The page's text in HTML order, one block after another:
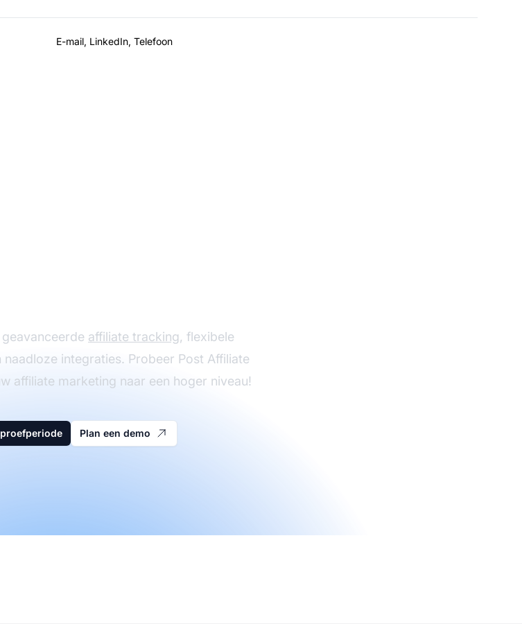
E-mail, LinkedIn, Telefoon
affiliate tracking, flexibele
integraties. Probeer Post Affiliate
affiliate marketing naar een hoger niveau!
Plan een demo